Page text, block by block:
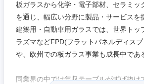
板ガラスから化学・電子部材、セラミッ
を通じ、幅広い分野に製品・サービスを
建築用・自動車用ガラスでは、世界トッ
ラズマなどFPD(フラットパネルディス
や、欧州での板ガラス事業も成長中であ
同業界の中では年収テーブルがずば抜け